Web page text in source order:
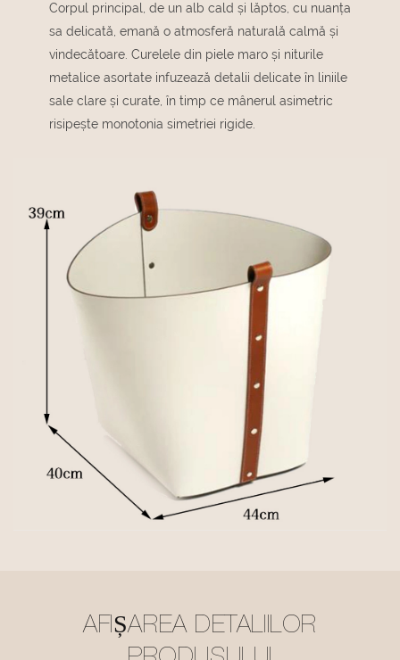
Corpul principal, de un alb cald și lăptos, cu nuanța
sa delicată, emană o atmosferă naturală calmă și
vindecătoare. Curelele din piele maro și niturile
metalice asortate infuzează detalii delicate în liniile
sale clare și curate, în timp ce mânerul asimetric
risipește monotonia simetriei rigide.
AFIȘAREA DETALIILOR